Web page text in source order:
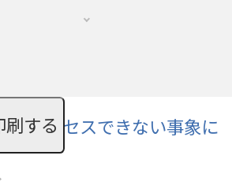
へアクセスできない事象に
刷する